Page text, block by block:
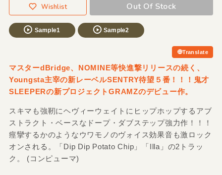
Wishlist Out Of Stock
Sample1 Sample2
Translate
マスターdBridge、NOMINE等快進撃リリースの続く、
Youngsta主宰の新レーベルSENTRY待望５番！！！鬼才
SLEEPERの新プロジェクトGRAMZのデビュー作。
スキマも強靭にヘヴィーウェイトにヒップホップするアブ
ストラクト・ベースなドープ・ダブステップ強力作！！！
痙攣するかのようなウワモノのヴォイス効果音も激ロック
オンされる。「Dip Dip Potato Chip」「Illa」の2トラッ
ク。 (コンピューマ)